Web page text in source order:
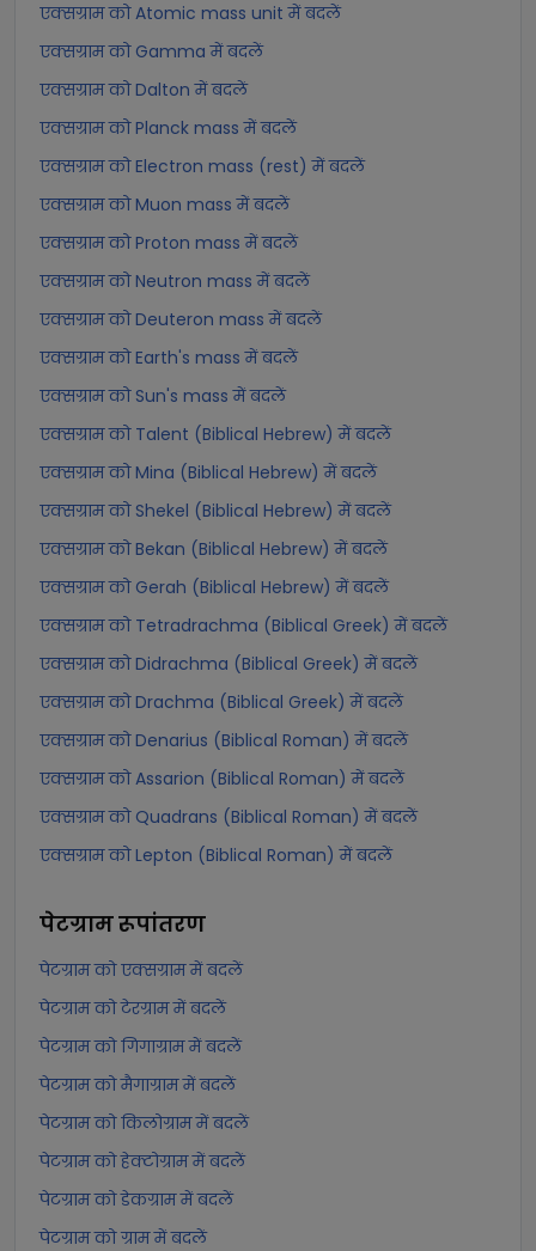
एक्सग्राम को Atomic mass unit में बदलें
एक्सग्राम को Gamma में बदलें
एक्सग्राम को Dalton में बदलें
एक्सग्राम को Planck mass में बदलें
एक्सग्राम को Electron mass (rest) में बदलें
एक्सग्राम को Muon mass में बदलें
एक्सग्राम को Proton mass में बदलें
एक्सग्राम को Neutron mass में बदलें
एक्सग्राम को Deuteron mass में बदलें
एक्सग्राम को Earth's mass में बदलें
एक्सग्राम को Sun's mass में बदलें
एक्सग्राम को Talent (Biblical Hebrew) में बदलें
एक्सग्राम को Mina (Biblical Hebrew) में बदलें
एक्सग्राम को Shekel (Biblical Hebrew) में बदलें
एक्सग्राम को Bekan (Biblical Hebrew) में बदलें
एक्सग्राम को Gerah (Biblical Hebrew) में बदलें
एक्सग्राम को Tetradrachma (Biblical Greek) में बदलें
एक्सग्राम को Didrachma (Biblical Greek) में बदलें
एक्सग्राम को Drachma (Biblical Greek) में बदलें
एक्सग्राम को Denarius (Biblical Roman) में बदलें
एक्सग्राम को Assarion (Biblical Roman) में बदलें
एक्सग्राम को Quadrans (Biblical Roman) में बदलें
एक्सग्राम को Lepton (Biblical Roman) में बदलें
पेटग्रामरूपांतरण
पेटग्राम को एक्सग्राम में बदलें
पेटग्राम को टेरग्राम में बदलें
पेटग्राम को गिगाग्राम में बदलें
पेटग्राम को मैगाग्राम में बदलें
पेटग्राम को किलोग्राम में बदलें
पेटग्राम को हेक्टोग्राम में बदलें
पेटग्राम को डेकग्राम में बदलें
पेटग्राम को ग्राम में बदलें